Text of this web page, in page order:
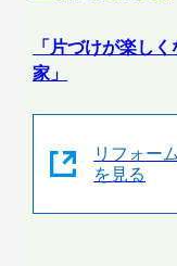
「片づけが楽しく
家」
リフォー
を見る